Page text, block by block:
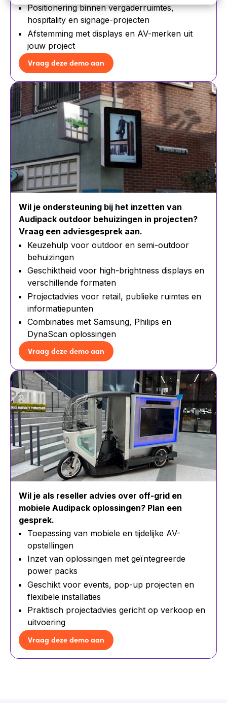
Positionering binnen vergaderruimtes,
hospitality en signage-projecten
Afstemming met displays en AV-merken uit
jouw project
Vraag deze demo aan
Wil je ondersteuning bij het inzetten van
Audipack outdoor behuizingen in projecten?
Vraag een adviesgesprek aan.
Keuzehulp voor outdoor en semi-outdoor
behuizingen
Geschiktheid voor high-brightness displays en
verschillende formaten
Projectadvies voor retail, publieke ruimtes en
informatiepunten
Combinaties met Samsung, Philips en
DynaScan oplossingen
Vraag deze demo aan
Wil je als reseller advies over off-grid en
mobiele Audipack oplossingen? Plan een
gesprek.
Toepassing van mobiele en tijdelijke AV-
opstellingen
Inzet van oplossingen met geïntegreerde
power packs
Geschikt voor events, pop-up projecten en
flexibele installaties
Praktisch projectadvies gericht op verkoop en
uitvoering
Vraag deze demo aan